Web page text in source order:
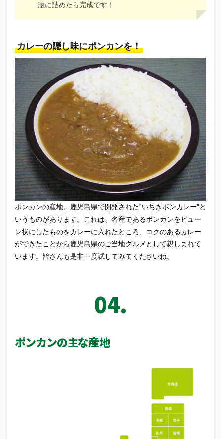
瓶に詰めたら完成です！
カレーの隠し味にポンカンを！
ポンカンの産地、鹿児島県で開発された”いちきポンカレー”と
いうものがあります。これは、名産であるポンカンをピュー
レ状にしたものをカレーに入れたところ、コクのあるカレー
ができたことから鹿児島県のご当地グルメとして親しまれて
います。皆さんも是非一度試してみてくださいね。
ポンカンの主な産地